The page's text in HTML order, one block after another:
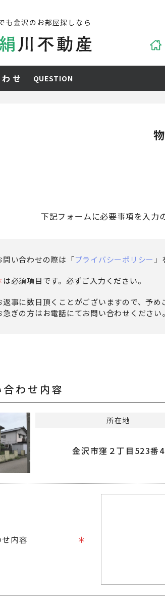
も金沢のお部屋探しなら
せ QUESTION
下記フォームに必要事項を入力
問い合わせの際は「プライバシーポリシー
は必須項目です。必ずご入力ください。
返事に数日頂くことがございますので、予め
急ぎの方はお電話にてお問い合わせください
わせ内容
所在地
金沢市窪２丁目523番4
内容